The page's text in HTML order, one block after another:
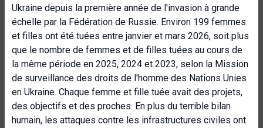
Ukraine depuis la première année de l'invasion à grande
échelle par la Fédération de Russie. Environ 199 femmes
et filles ont été tuées entre janvier et mars 2026, soit plus
que le nombre de femmes et de filles tuées au cours de
la même période en 2025, 2024 et 2023, selon la Mission
de surveillance des droits de l'homme des Nations Unies
en Ukraine. Chaque femme et fille tuée avait des projets,
des objectifs et des proches. En plus du terrible bilan
humain, les attaques contre les infrastructures civiles ont